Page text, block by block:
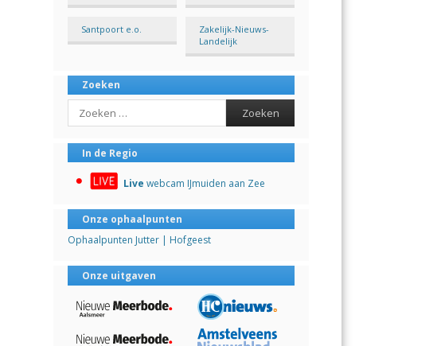
Santpoort e.o.
Zakelijk-Nieuws-
Landelijk
Zoeken
Search
In de Regio
Live webcam IJmuiden aan Zee
Onze ophaalpunten
Ophaalpunten Jutter | Hofgeest
Onze uitgaven